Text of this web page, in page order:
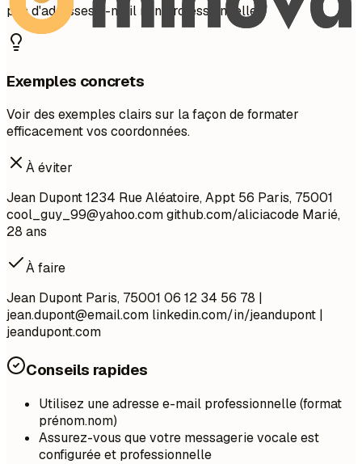
pas d'adresses e-mail non professionnelles.
Exemples concrets
Voir des exemples clairs sur la façon de formater
efficacement vos coordonnées.
À éviter
Jean Dupont 1234 Rue Aléatoire, Appt 56 Paris, 75001
cool_guy_99@yahoo.comgithub.com/aliciacode Marié,
28 ans
À faire
Jean Dupont Paris, 75001 06 12 34 56 78 |
jean.dupont@email.com linkedin.com/in/jeandupont |
jeandupont.com
Conseils rapides
Utilisez une adresse e-mail professionnelle (format
prénom.nom)
Assurez-vous que votre messagerie vocale est
configurée et professionnelle